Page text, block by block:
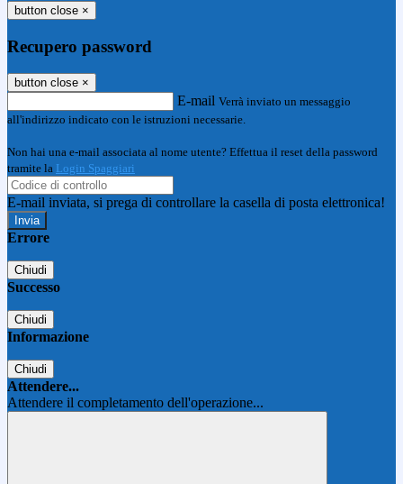
button close ×
Recupero password
button close ×
E-mail Verrà inviato un messaggio
all'indirizzo indicato con le istruzioni necessarie.
Non hai una e-mail associata al nome utente? Effettua il reset della password
tramite la Login Spaggiari
E-mail inviata, si prega di controllare la casella di posta elettronica!
Errore
Chiudi
Successo
Chiudi
Informazione
Chiudi
Attendere...
Attendere il completamento dell'operazione...